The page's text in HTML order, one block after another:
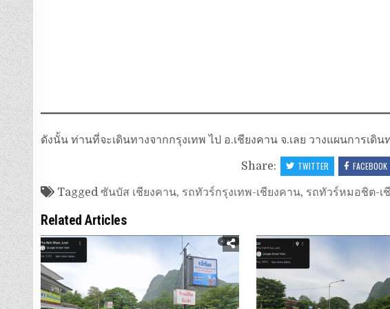
ดังนั้น ท่านที่จะเดินทางจากกรุงเทพ ไป อ.เชียงคาน จ.เลย วางแผนการเ
Share: TWITTER FACEBOOK
Tagged ซันบัส เชียงคาน, รถทัวร์กรุงเทพ-เชียงคาน, รถทัวร์หมอชิต-เ
Related Articles